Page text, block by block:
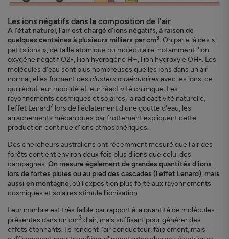
Les ions négatifs dans la composition de l'air
A l'état naturel, l'air est chargé d'ions négatifs, à raison de
quelques centaines à plusieurs milliers par cm3.On parle là des «
petits ions », de taille atomique ou moléculaire, notamment l'ion
oxygène négatif O2-, l'ion hydrogène H+, l'ion hydroxyle OH-. Les
molécules d'eau sont plus nombreuses que les ions dans un air
normal, elles forment des clusters moléculaires avec les ions, ce
qui réduit leur mobilité et leur réactivité chimique. Les
rayonnements cosmiques et solaires, la radioactivité naturelle,
l'effet Lenard7 lors de l'éclatement d'une goutte d'eau, les
arrachements mécaniques par frottement expliquent cette
production continue d'ions atmosphériques.
Des chercheurs australiens ont récemment mesuré que l'air des
forêts contient environ deux fois plus d'ions que celui des
campagnes. On mesure également de grandes quantités d'ions
lors de fortes pluies ou au pied des cascades (l'effet Lenard), mais
aussi en montagne,où l'exposition plus forte aux rayonnements
cosmiques et solaires stimule l'ionisation.
Leur nombre est très faible par rapport à la quantité de molécules
présentes dans un cm3 d'air, mais suffisant pour générer des
effets étonnants. Ils rendent l'air conducteur, faiblement, mais